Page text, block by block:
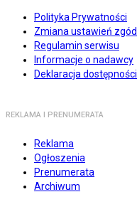
Polityka Prywatności
Zmiana ustawień zgód
Regulamin serwisu
Informacje o nadawcy
Deklaracja dostępności
REKLAMA I PRENUMERATA
Reklama
Ogłoszenia
Prenumerata
Archiwum